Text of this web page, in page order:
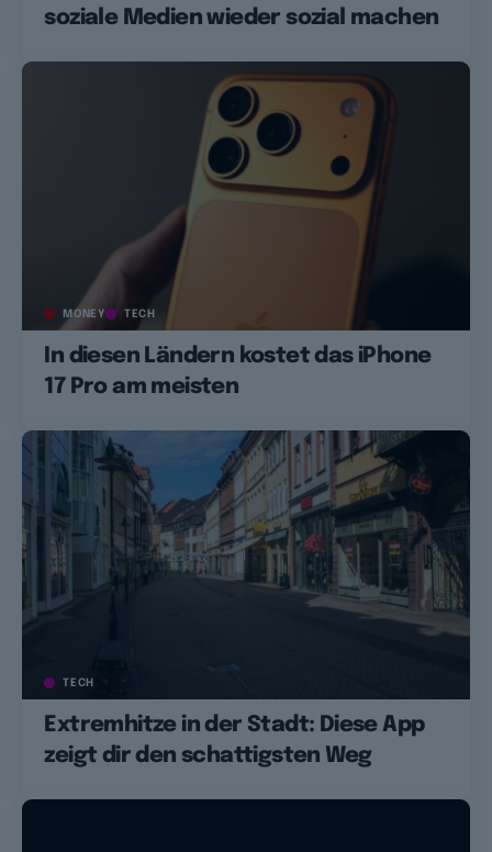
soziale Medien wieder sozial machen
MONEY TECH
In diesen Ländern kostet das iPhone
17 Pro am meisten
TECH
Extremhitze in der Stadt: Diese App
zeigt dir den schattigsten Weg